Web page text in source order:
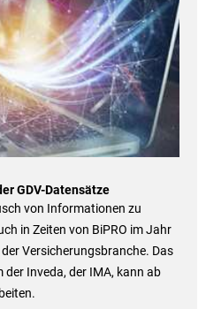
GDV-Datensätze
von Informationen zu
in Zeiten von BiPRO im Jahr
Versicherungsbranche. Das
Inveda, der IMA, kann ab